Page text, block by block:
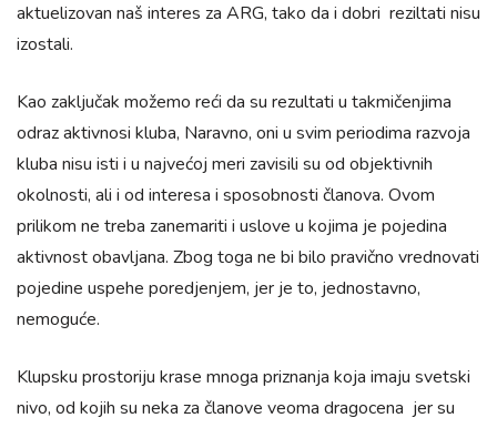
aktuelizovan naš interes za ARG, tako da i dobri reziltati nisu
izostali.
Kao zaključak možemo reći da su rezultati u takmičenjima
odraz aktivnosi kluba, Naravno, oni u svim periodima razvoja
kluba nisu isti i u najvećoj meri zavisili su od objektivnih
okolnosti, ali i od interesa i sposobnosti članova. Ovom
prilikom ne treba zanemariti i uslove u kojima je pojedina
aktivnost obavljana. Zbog toga ne bi bilo pravično vrednovati
pojedine uspehe poredjenjem, jer je to, jednostavno,
nemoguće.
Klupsku prostoriju krase mnoga priznanja koja imaju svetski
nivo, od kojih su neka za članove veoma dragocena jer su